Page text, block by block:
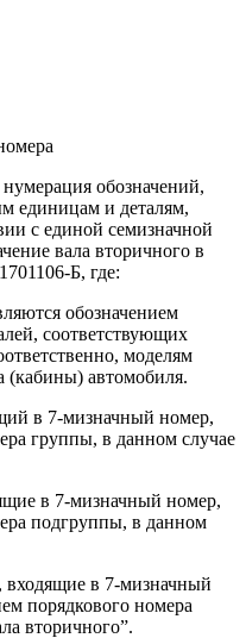
обозначений,
единицам и деталям,
с единой семизначной
вала вторичного в
Б, где:
обозначением
соответствующих
моделям
(кабины) автомобиля.
в 7-мизначный номер,
группы, в данном случае
в 7-мизначный номер,
подгруппы, в данном
в 7-мизначный
порядкового номера
вторичного”.